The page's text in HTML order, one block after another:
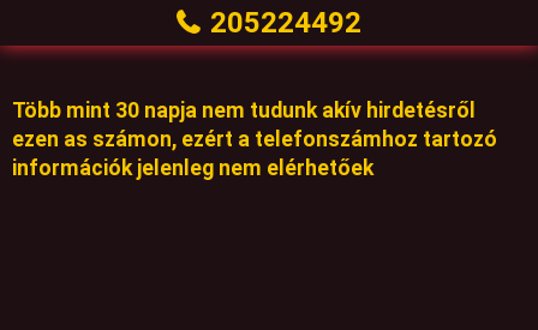
205224492
Több mint 30 napja nem tudunk akív hirdetésről
ezen as számon, ezért a telefonszámhoz tartozó
információk jelenleg nem elérhetőek